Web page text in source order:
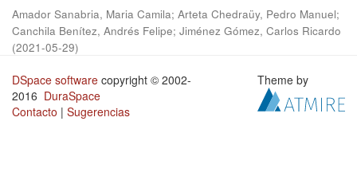
Amador Sanabria, Maria Camila; Arteta Chedraüy, Pedro Manuel;
Canchila Benítez, Andrés Felipe; Jiménez Gómez, Carlos Ricardo
(2021-05-29)
DSpace software copyright © 2002-
2016 DuraSpace
Contacto | Sugerencias
Theme by